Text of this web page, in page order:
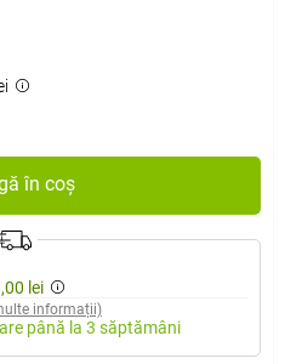
în coș
lei
informații)
până la 3 săptămâni